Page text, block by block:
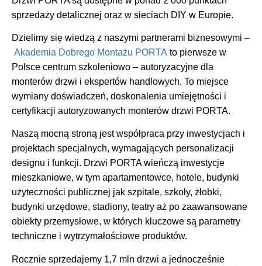
sprzedaży detalicznej oraz w sieciach DIY w Europie.
Dzielimy się wiedzą z naszymi partnerami biznesowymi –
Akademia Dobrego Montażu PORTA to pierwsze w
Polsce centrum szkoleniowo – autoryzacyjne dla
monterów drzwi i ekspertów handlowych. To miejsce
wymiany doświadczeń, doskonalenia umiejętności i
certyfikacji autoryzowanych monterów drzwi PORTA.
Naszą mocną stroną jest współpraca przy inwestycjach i
projektach specjalnych, wymagających personalizacji
designu i funkcji. Drzwi PORTA wieńczą inwestycje
mieszkaniowe, w tym apartamentowce, hotele, budynki
użyteczności publicznej jak szpitale, szkoły, żłobki,
budynki urzędowe, stadiony, teatry aż po zaawansowane
obiekty przemysłowe, w których kluczowe są parametry
techniczne i wytrzymałościowe produktów.
Rocznie sprzedajemy 1,7 mln drzwi a jednocześnie